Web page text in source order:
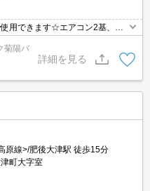
用できます☆エアコン2基、全
られます☆大津駅まで徒歩17
菊陽バ
詳細を見る
原線>/肥後大津駅 徒歩15分
町大字室